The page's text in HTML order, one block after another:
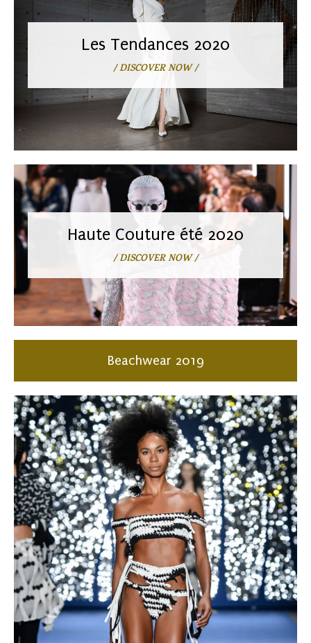
Les Tendances 2020
/ DISCOVER NOW /
Haute Couture été 2020
/ DISCOVER NOW /
Beachwear 2019